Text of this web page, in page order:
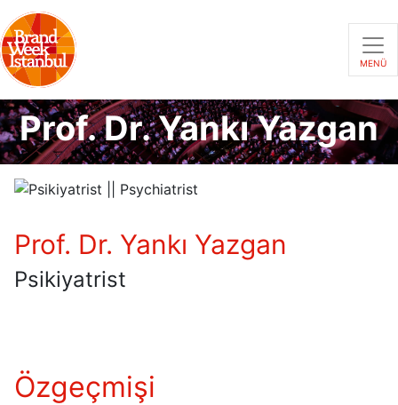
MENÜ
Prof. Dr. Yankı Yazgan
Prof. Dr. Yankı Yazgan
Psikiyatrist
Özgeçmişi